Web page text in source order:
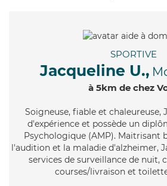
SPORTIVE
Jacqueline U.,
à 5km de chez
Soigneuse, fiable et chaleureuse,
d'expérience et possède un
Psychologique (AMP). Maitrisant
l'audition et la maladie d'alzheimer,
services de surveillance de nuit,
courses/livraison et